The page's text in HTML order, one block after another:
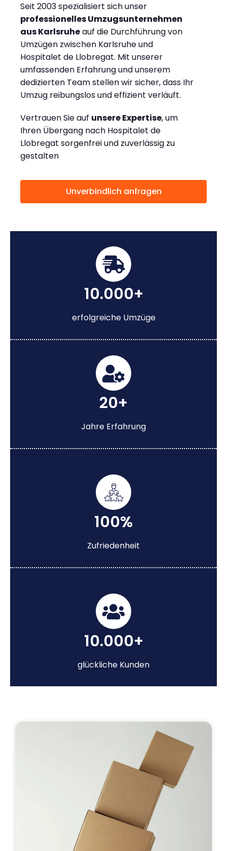
Seit 2003 spezialisiert sich unser
professionelles Umzugsunternehmen
aus Karlsruheauf die Durchführung von
Umzügen zwischen Karlsruhe und
Hospitalet de Llobregat. Mit unserer
umfassenden Erfahrung und unserem
dedizierten Team stellen wir sicher, dass Ihr
Umzug reibungslos und effizient verläuft.
Vertrauen Sie auf unsere Expertise, um
Ihren Übergang nach Hospitalet de
Llobregat sorgenfrei und zuverlässig zu
gestalten
Unverbindlich anfragen
10.000+
erfolgreiche Umzüge
20+
Jahre Erfahrung
100%
Zufriedenheit
10.000+
glückliche Kunden